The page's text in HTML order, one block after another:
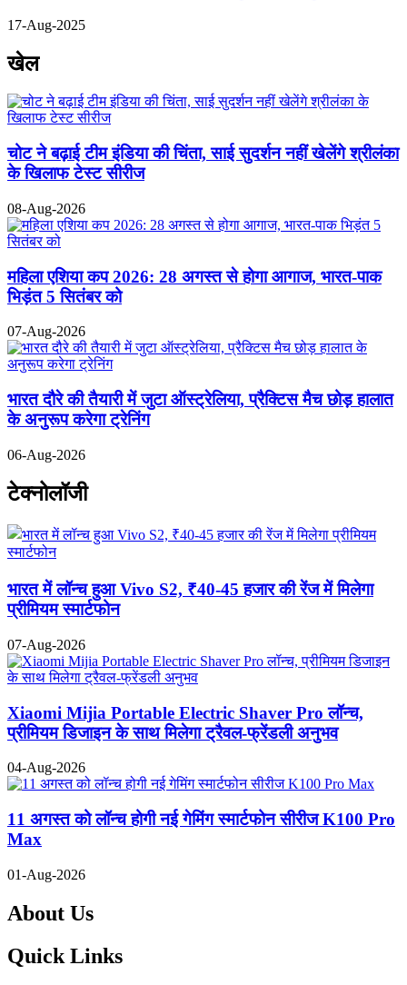
17-Aug-2025
खेल
चोट ने बढ़ाई टीम इंडिया की चिंता, साई सुदर्शन नहीं खेलेंगे श्रीलंका
के खिलाफ टेस्ट सीरीज
08-Aug-2026
महिला एशिया कप 2026: 28 अगस्त से होगा आगाज, भारत-पाक
भिड़ंत 5 सितंबर को
07-Aug-2026
भारत दौरे की तैयारी में जुटा ऑस्ट्रेलिया, प्रैक्टिस मैच छोड़ हालात
के अनुरूप करेगा ट्रेनिंग
06-Aug-2026
टेक्नोलॉजी
भारत में लॉन्च हुआ Vivo S2, ₹40-45 हजार की रेंज में मिलेगा
प्रीमियम स्मार्टफोन
07-Aug-2026
Xiaomi Mijia Portable Electric Shaver Pro लॉन्च,
प्रीमियम डिजाइन के साथ मिलेगा ट्रैवल-फ्रेंडली अनुभव
04-Aug-2026
11 अगस्त को लॉन्च होगी नई गेमिंग स्मार्टफोन सीरीज K100 Pro
Max
01-Aug-2026
About Us
Quick Links